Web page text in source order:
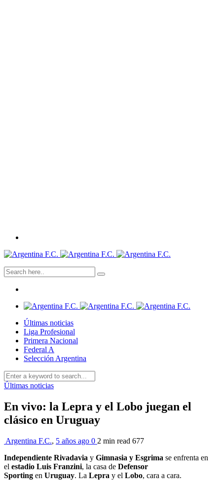
Últimas noticias
Liga Profesional
Primera Nacional
Federal A
Selección Argentina
Últimas noticias
En vivo: la Lepra y el Lobo juegan el
clásico en Uruguay
Argentina F.C., 5 años ago 0 2 min read 677
Independiente Rivadavia y Gimnasia y Esgrima se enfrenta en
el estadio Luis Franzini, la casa de Defensor
Sporting en Uruguay. La Lepra y el Lobo, cara a cara.